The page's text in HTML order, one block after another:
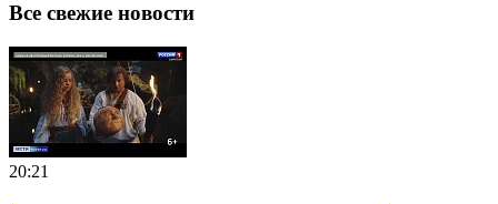
Все свежие новости
20:21